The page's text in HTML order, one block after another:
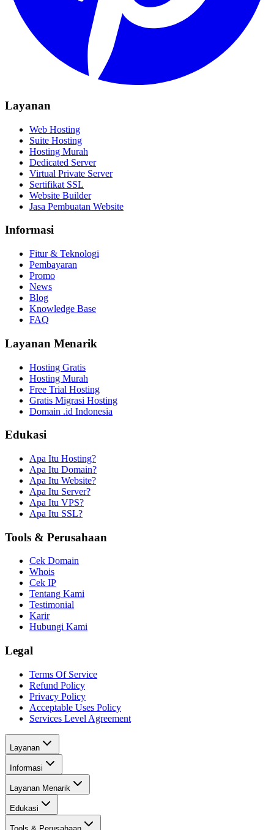
Layanan
Web Hosting
Suite Hosting
Hosting Murah
Dedicated Server
Virtual Private Server
Sertifikat SSL
Website Builder
Jasa Pembuatan Website
Informasi
Fitur & Teknologi
Pembayaran
Promo
News
Blog
Knowledge Base
FAQ
Layanan Menarik
Hosting Gratis
Hosting Murah
Free Trial Hosting
Gratis Migrasi Hosting
Domain .id Indonesia
Edukasi
Apa Itu Hosting?
Apa Itu Domain?
Apa Itu Website?
Apa Itu Server?
Apa Itu VPS?
Apa Itu SSL?
Tools & Perusahaan
Cek Domain
Whois
Cek IP
Tentang Kami
Testimonial
Karir
Hubungi Kami
Legal
Terms Of Service
Refund Policy
Privacy Policy
Acceptable Uses Policy
Services Level Agreement
Layanan
Informasi
Layanan Menarik
Edukasi